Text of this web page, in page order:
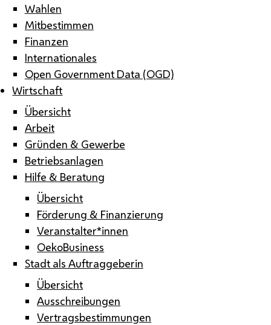
Wahlen
Mitbestimmen
Finanzen
Internationales
Open Government Data (OGD)
Wirtschaft
Übersicht
Arbeit
Gründen & Gewerbe
Betriebsanlagen
Hilfe & Beratung
Übersicht
Förderung & Finanzierung
Veranstalter*innen
OekoBusiness
Stadt als Auftraggeberin
Übersicht
Ausschreibungen
Vertragsbestimmungen